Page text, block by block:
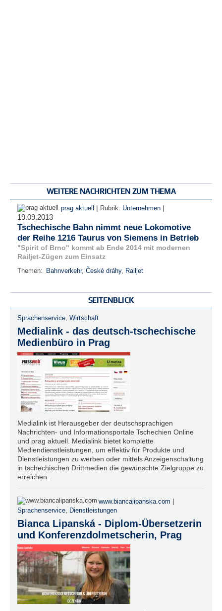
WEITERE NACHRICHTEN ZUM THEMA
prag aktuell | Rubrik: Unternehmen |
19.09.2013
Tschechische Bahn nimmt neue Lokomotive
der Reihe 1216 Taurus von Siemens in Betrieb
"Spirit of Brno" kommt ab Ende 2014 mit modernen
Railjet-Zügen zum Einsatz
Themen: Bahnverkehr, České dráhy, Railjet
SEITENBLICK
Sprachenservice, Wirtschaft
Medialink - das deutsch-tschechische
Medienbüro in Prag
Medialink ist Herausgeber der deutschsprachigen
Nachrichten- und Informationsportale Tschechien Online
und prag aktuell. Medialink bietet komplette
Mediendienstleistungen, um effektiv für Produkte und
Dienstleistungen zu werben oder mittels Anzeigenschaltung
in tschechischen Drittmedien die gewünschte Zielgruppe zu
erreichen.
www.biancalipanska.com |
Sprachenservice, Dienstleistungen
Bianca Lipanská - Diplom-Übersetzerin
und Konferenzdolmetscherin, Prag